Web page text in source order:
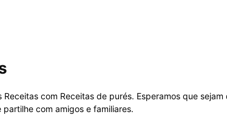
Receitas com Receitas de purés. Esperamos que sejam
com amigos e familiares.